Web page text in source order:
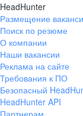
HeadHunter
Размещение
Поиск по резюме
О компании
Наши вакансии
Реклама на сайте
Требования к ПО
Безопасный
HeadHunter API
Партнерам